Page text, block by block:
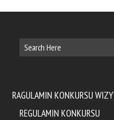
RAGULAMIN KONKURSU
REGULAMIN KONKURSU